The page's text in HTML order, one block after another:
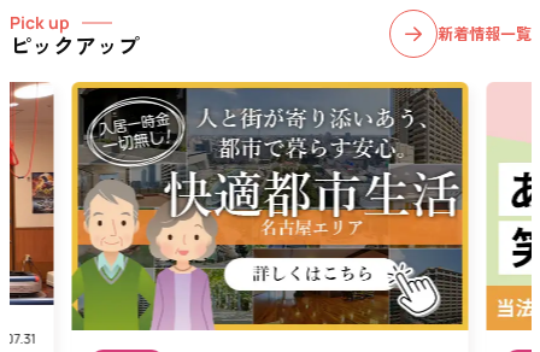
Pick up
ピックアップ 新着情報一覧